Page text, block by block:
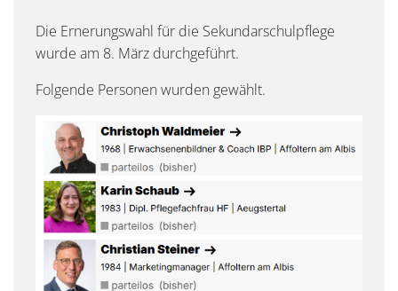
Die Ernerungswahl für die Sekundarschulpflege
wurde am 8. März durchgeführt.
Folgende Personen wurden gewählt.